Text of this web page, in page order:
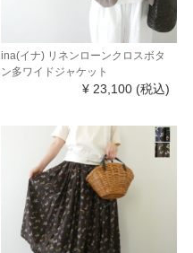
ina(イナ) リネンローンクロスボタ
ン多ワイドジャケット
¥ 23,100 (税込)